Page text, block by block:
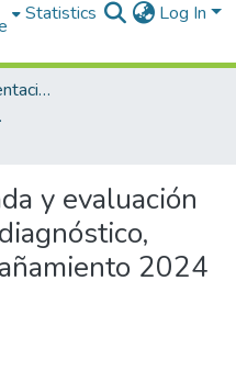
Statistics Log In
Departamento de Orientación y Psicología
y evaluación
2024